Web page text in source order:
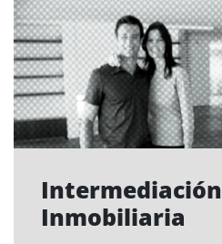
Intermediación
Inmobiliaria